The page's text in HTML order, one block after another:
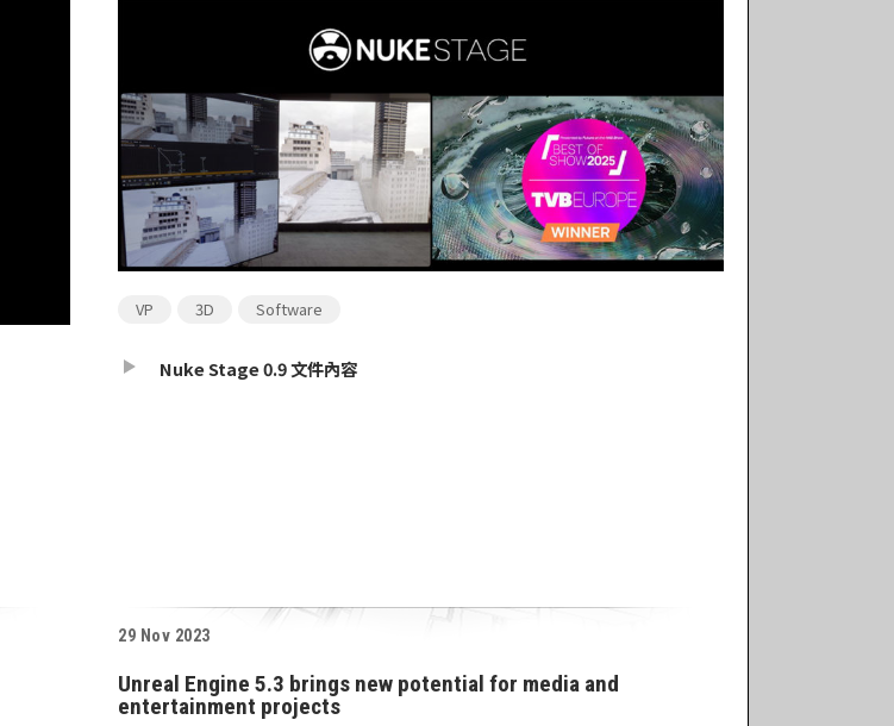
VP 3D Software
Nuke Stage 0.9 文件內容
29 Nov 2023
Unreal Engine 5.3 brings new potential for media and
entertainment projects